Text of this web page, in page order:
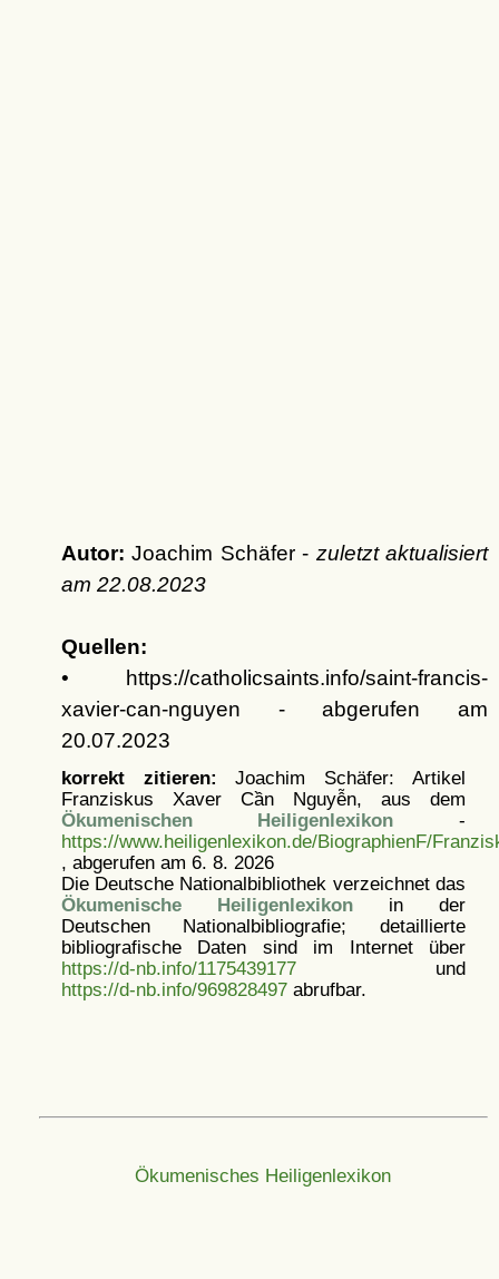
Autor: Joachim Schäfer - zuletzt aktualisiert
am 22.08.2023
Quellen:
• https://catholicsaints.info/saint-francis-
xavier-can-nguyen - abgerufen am
20.07.2023
korrekt zitieren: Joachim Schäfer: Artikel
Franziskus Xaver Cần Nguyễn, aus dem
Ökumenischen Heiligenlexikon -
https://www.heiligenlexikon.de/BiographienF/
, abgerufen am 6. 8. 2026
Die Deutsche Nationalbibliothek verzeichnet das
Ökumenische Heiligenlexikonin der
Deutschen Nationalbibliografie; detaillierte
bibliografische Daten sind im Internet über
https://d-nb.info/1175439177und
https://d-nb.info/969828497abrufbar.
Ökumenisches Heiligenlexikon